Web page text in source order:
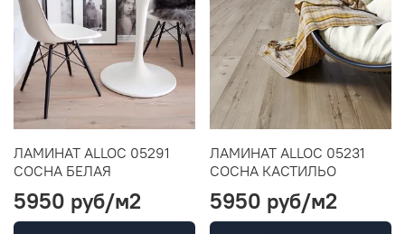
ЛАМИНАТ ALLOC 05291
СОСНА БЕЛАЯ
5950 руб/м2
ЛАМИНАТ ALLOC 05231
СОСНА КАСТИЛЬО
5950 руб/м2